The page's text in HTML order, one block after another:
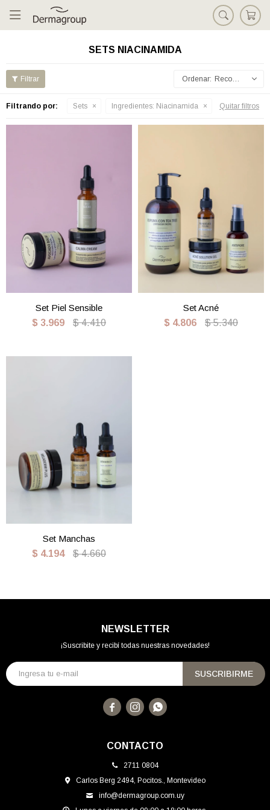

SETS NIACINAMIDA
Recomendados
Filtrando por: Sets Ingredientes: Niacinamida Quitar filtros
Set Piel Sensible
$ 3.969 $ 4.410
Set Acné
$ 4.806 $ 5.340
Set Manchas
$ 4.194 $ 4.660
CONTACTO
2711 0804
Carlos Berg 2494, Pocitos., Montevideo
info@dermagroup.com.uy
NEWSLETTER
¡Suscribite y recibí todas nuestras novedades!
SUSCRIBIRME
  